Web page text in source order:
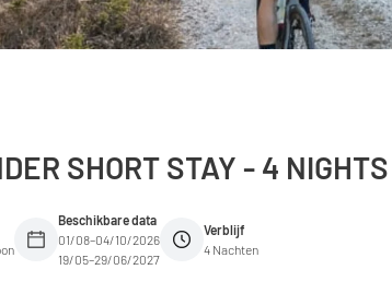
SHORT STAY - 4 NIGHTS
Beschikbare data
01/08–04/10/2026
19/05–29/06/2027
Verblijf
4 Nachten